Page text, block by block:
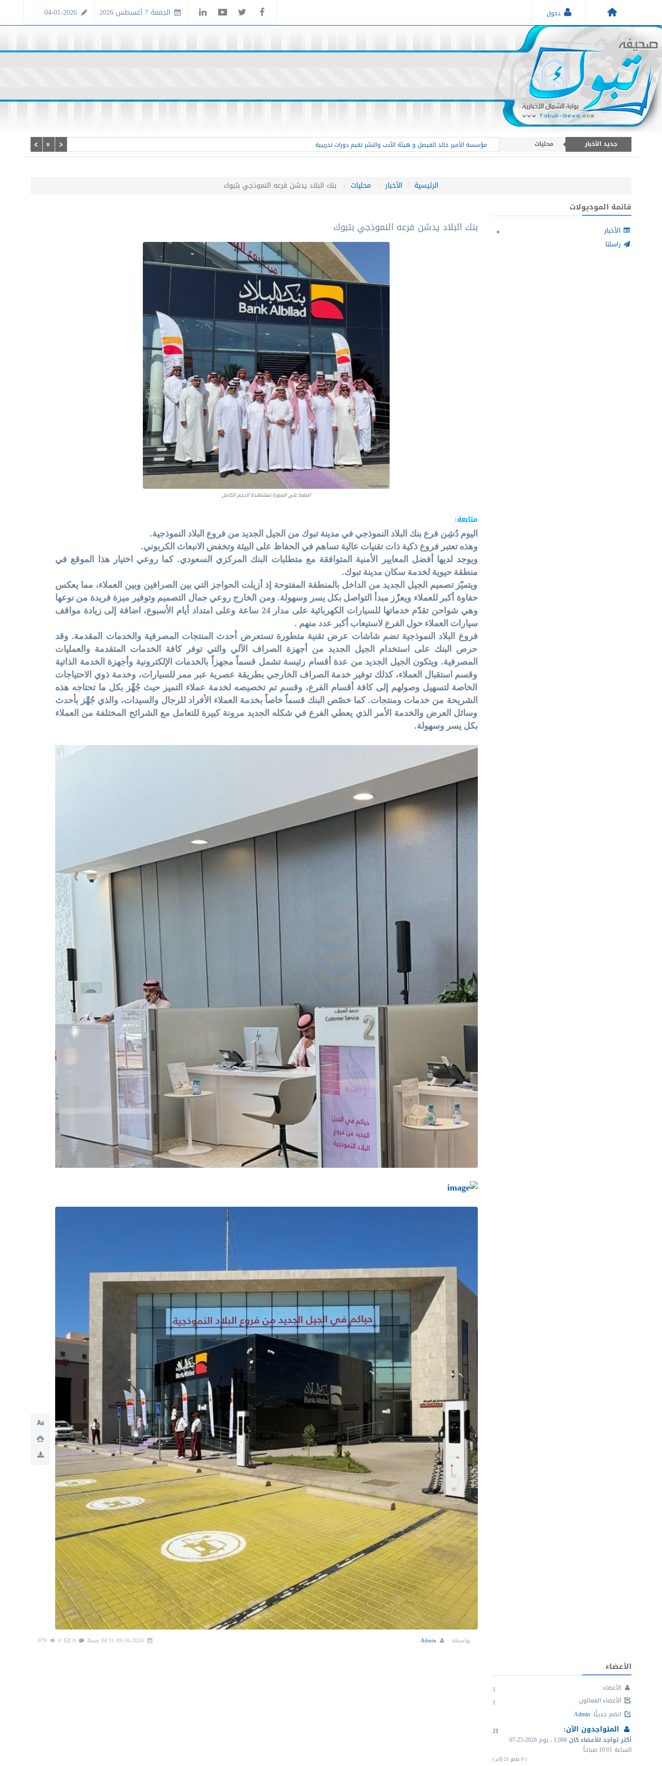
دخول الجمعة 7 أغسطس 2026
جديد الأخبار
محليات
أخبار عامة
مؤسسة الأمير خالد الفيصل و هيئة الأدب والنشر تقيم دورات تدريبية
الرئيسية الأخبار محليات بنك البلاد يدشن فرعه النموذجي بتبوك
قائمة الموديولات
الأخبار
راسلنا
بنك البلاد يدشن فرعه النموذجي بتبوك
اضغط على الصورة لمشاهدة الحجم الكامل
متابعة:
اليوم دُشِن فرع بنك البلاد النموذجي في مدينة تبوك من الجيل الجديد من فروع البلاد النموذجية.
وهذه تعتبر فروع ذكية ذات تقنيات عالية تساهم في الحفاظ على البيئة وتخفض الانبعاث الكربوني.
ويوجد لديها أفضل المعايير الأمنية المتوافقة مع متطلبات البنك المركزي السعودي. كما روعي اختيار هذا الموقع في
منطقة حيوية لخدمة سكان مدينة تبوك.
ويتميّز تصميم الجيل الجديد من الداخل بالمنطقة المفتوحة إذ أزيلت الحواجز التي بين الصرافين وبين العملاء، مما يعكس
حفاوة أكبر للعملاء ويعزّز مبدأ التواصل بكل يسر وسهولة. ومن الخارج روعي جمال التصميم وتوفير ميزة فريدة من نوعها
وهي شواحن تقدّم خدماتها للسيارات الكهربائية على مدار 24 ساعة وعلى امتداد أيام الأسبوع، اضافة إلى زيادة مواقف
سيارات العملاء حول الفرع لاستيعاب أكبر عدد منهم .
فروع البلاد النموذجية تضم شاشات عرض تقنية متطورة تستعرض أحدث المنتجات المصرفية والخدمات المقدمة. وقد
حرص البنك على استخدام الجيل الجديد من أجهزة الصراف الآلي والتي توفر كافة الخدمات المتقدمة والعمليات
المصرفية. ويتكون الجيل الجديد من عدة أقسام رئيسة تشمل قسماً مجهزاً بالخدمات الإلكترونية وأجهزة الخدمة الذاتية
وقسم استقبال العملاء، كذلك توفير خدمة الصراف الخارجي بطريقة عصرية عبر ممر للسيارات، وخدمة ذوي الاحتياجات
الخاصة لتسهيل وصولهم إلى كافة أقسام الفرع، وقسم تم تخصيصه لخدمة عملاء التميز حيث جُهِّز بكل ما تحتاجه هذه
الشريحة من خدمات ومنتجات. كما خصّص البنك قسماً خاصاً بخدمة العملاء الأفراد للرجال والسيدات، والذي جُهَّز بأحدث
وسائل العرض والخدمة الأمر الذي يعطي الفرع في شكله الجديد مرونة كبيرة للتعامل مع الشرائح المختلفة من العملاء
بكل يسر وسهولة.
بواسطة : Admin
الأعضاء
الأعضاء:
1
الأعضاء الفعالون:
1
انضم حديثًا:
Admin
المتواجدون الآن:
21
أكثر تواجد للأعضاء كان
07-25-2026
الساعة 10:01 صباحاً
( 0 عضو 21 زائر )